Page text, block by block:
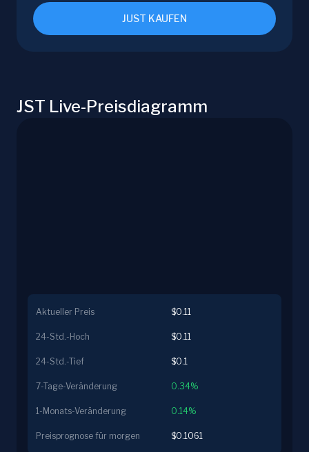
JUST KAUFEN
JST Live-Preisdiagramm
Aktueller Preis $0.11
24-Std.-Hoch $0.11
24-Std.-Tief $0.1
7-Tage-Veränderung 0.34%
1-Monats-Veränderung 0.14%
Preisprognose für morgen $0.1061